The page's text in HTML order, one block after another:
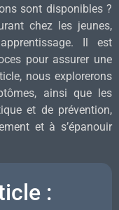
sont disponibles ?
chez les jeunes,
Il est
pour assurer une
nous explorerons
ainsi que les
et de prévention,
et à s’épanouir
: